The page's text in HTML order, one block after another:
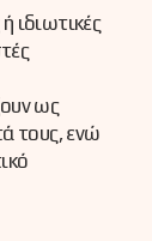
ιδιωτικές
ως
τους, ενώ